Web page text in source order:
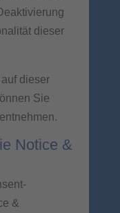
dieser
dieser
Sie
Notice &
&